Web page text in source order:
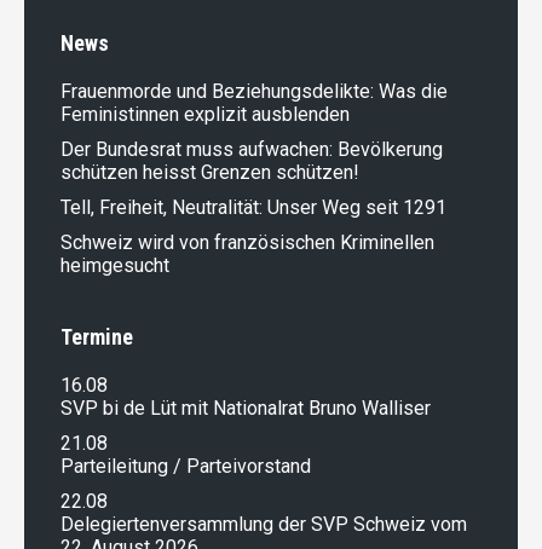
News
Frauenmorde und Beziehungsdelikte: Was die
Feministinnen explizit ausblenden
Der Bundesrat muss aufwachen: Bevölkerung
schützen heisst Grenzen schützen!
Tell, Freiheit, Neutralität: Unser Weg seit 1291
Schweiz wird von französischen Kriminellen
heimgesucht
Termine
16.08
SVP bi de Lüt mit Nationalrat Bruno Walliser
21.08
Parteileitung / Parteivorstand
22.08
Delegiertenversammlung der SVP Schweiz vom